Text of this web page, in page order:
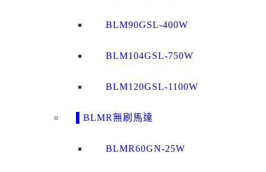
BLM90GSL-400W
BLM104GSL-750W
BLM120GSL-1100W
▌BLMR無刷馬達
BLMR60GN-25W